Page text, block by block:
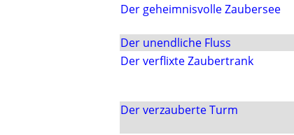
Der geheimnisvolle Zaubersee
Der unendliche Fluss
Der verflixte Zaubertrank
Der verzauberte Turm